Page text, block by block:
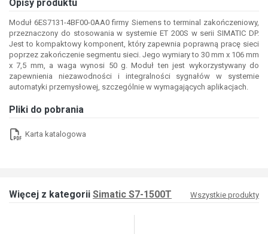
Opisy produktu
Moduł 6ES7131-4BF00-0AA0 firmy Siemens to terminal zakończeniowy,
przeznaczony do stosowania w systemie ET 200S w serii SIMATIC DP.
Jest to kompaktowy komponent, który zapewnia poprawną pracę sieci
poprzez zakończenie segmentu sieci. Jego wymiary to 30 mm x 106 mm
x 7,5 mm, a waga wynosi 50 g. Moduł ten jest wykorzystywany do
zapewnienia niezawodności i integralności sygnałów w systemie
automatyki przemysłowej, szczególnie w wymagających aplikacjach.
Pliki do pobrania
Karta katalogowa
Więcej z kategorii Simatic S7-1500T Wszystkie produkty